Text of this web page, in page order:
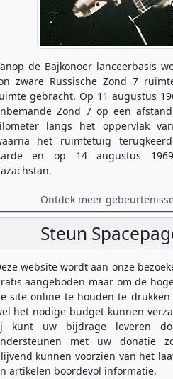
de Bajkonoer lanceerbasis
zware Russische Zond 7
gebracht. Op 11 augustus
Zond 7 op een
langs het oppervlak
het ruimtetuig
en op 14 augustus
Ontdek meer
Steun
website wordt aan onze
aangeboden maar om de
site online te houden te drukken
het nodige budget kunnen
kunt uw bijdrage leveren
met uw donatie
kunnen voorzien van het
artikelen boordevol informatie.